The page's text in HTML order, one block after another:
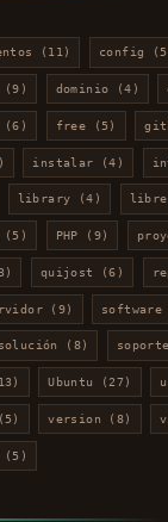
(11) config
(9) dominio (4)
(6) free (5)
instalar (4)
library (4) libre
(5) PHP (9)
quijost (6)
(9) software
solución (8) soporte
Ubuntu (27)
version (8)
(5)